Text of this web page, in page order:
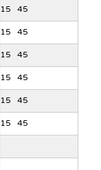
15 45
15 45
15 45
15 45
15 45
15 45